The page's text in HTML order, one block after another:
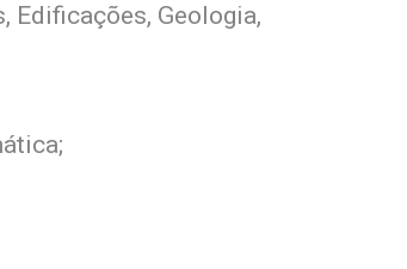
Edificações, Geologia,